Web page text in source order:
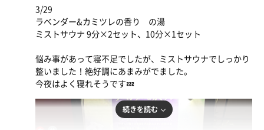
3/29
ラベンダー&カミツレの香り の湯
ミストサウナ 9分×2セット、10分×1セット
悩み事があって寝不足でしたが、ミストサウナでしっかり
整いました！絶好調にあまみがでました。
今夜はよく寝れそうです💤
続きを読む